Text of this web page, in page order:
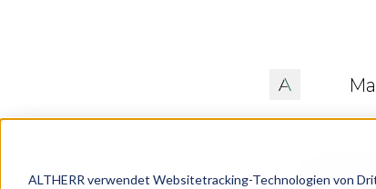
ALTHERR verwendet Websitetracking-Technologien von